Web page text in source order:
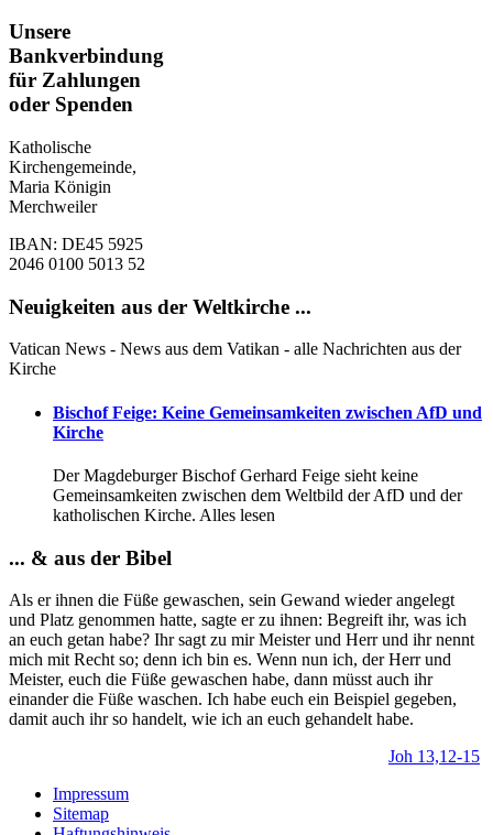
Unsere
Bankverbindung
für Zahlungen
oder Spenden
Katholische
Kirchengemeinde,
Maria Königin
Merchweiler
IBAN: DE45 5925
2046 0100 5013 52
Neuigkeiten aus der Weltkirche ...
Vatican News - News aus dem Vatikan - alle Nachrichten aus der
Kirche
Bischof Feige: Keine Gemeinsamkeiten zwischen AfD und
Kirche
Der Magdeburger Bischof Gerhard Feige sieht keine
Gemeinsamkeiten zwischen dem Weltbild der AfD und der
katholischen Kirche. Alles lesen
... & aus der Bibel
Als er ihnen die Füße gewaschen, sein Gewand wieder angelegt
und Platz genommen hatte, sagte er zu ihnen: Begreift ihr, was ich
an euch getan habe? Ihr sagt zu mir Meister und Herr und ihr nennt
mich mit Recht so; denn ich bin es. Wenn nun ich, der Herr und
Meister, euch die Füße gewaschen habe, dann müsst auch ihr
einander die Füße waschen. Ich habe euch ein Beispiel gegeben,
damit auch ihr so handelt, wie ich an euch gehandelt habe.
Joh 13,12-15
Impressum
Sitemap